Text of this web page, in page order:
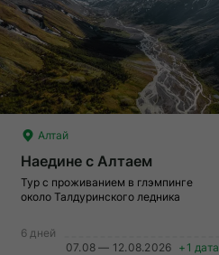
Алтай
Наедине с Алтаем
Тур с проживанием в глэмпинге
около Талдуринского ледника
6 дней
07.08 — 12.08.2026 +1 дата